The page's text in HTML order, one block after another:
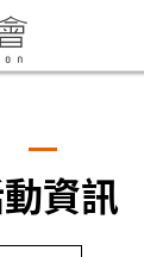
to Navigation
Main content
資訊